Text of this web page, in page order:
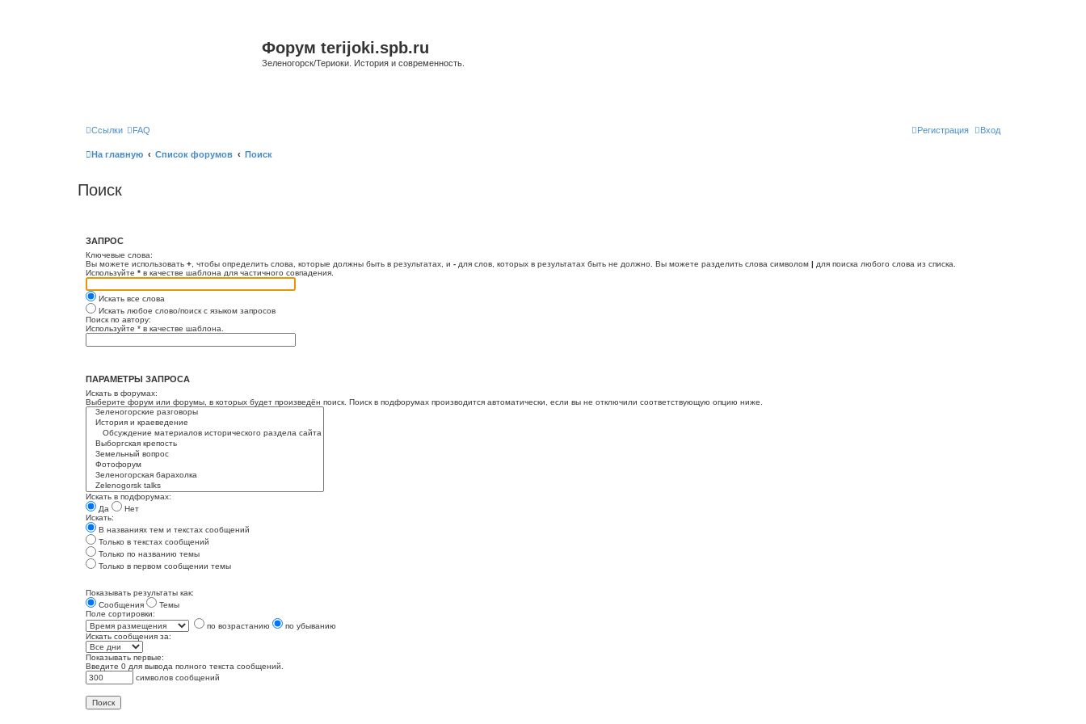
Форум terijoki.spb.ru
Зеленогорск/Териоки. История и современность.
Ссылки FAQ Вход
Регистрация
На главную Список форумов Поиск
Поиск
ЗАПРОС
Ключевые слова:
Вы можете использовать + , чтобы определить слова, которые должны быть в результатах, и - для слов, которых в результатах быть не должно. Вы можете разделить слова символом | для поиска любого слова из списка.
Используйте * в качестве шаблона для частичного совпадения.
Искать все слова
Искать любое слово/поиск с языком запросов
Поиск по автору:
Используйте * в качестве шаблона.
ПАРАМЕТРЫ ЗАПРОСА
Искать в форумах:
Выберите форум или форумы, в которых будет произведён поиск. Поиск в подфорумах производится автоматически, если вы не отключили соответствующую опцию ниже.
Искать в подфорумах:
Да
Нет
Искать:
В названиях тем и текстах сообщений
Только в текстах сообщений
Только по названию темы
Только в первом сообщении темы
Показывать результаты как:
Сообщения
Темы
Поле сортировки:
по возрастанию
по убыванию
Искать сообщения за:
Показывать первые:
Введите 0 для вывода полного текста сообщений.
символов сообщений